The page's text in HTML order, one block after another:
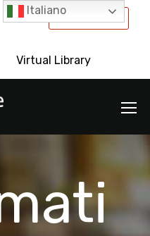
International
Virtual Library
Italiano